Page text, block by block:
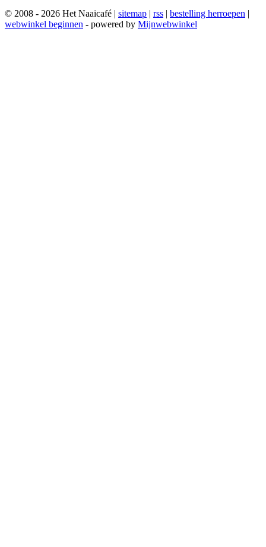
© 2008 - 2026 Het Naaicafé | sitemap | rss | bestelling herroepen |
webwinkel beginnen - powered by Mijnwebwinkel